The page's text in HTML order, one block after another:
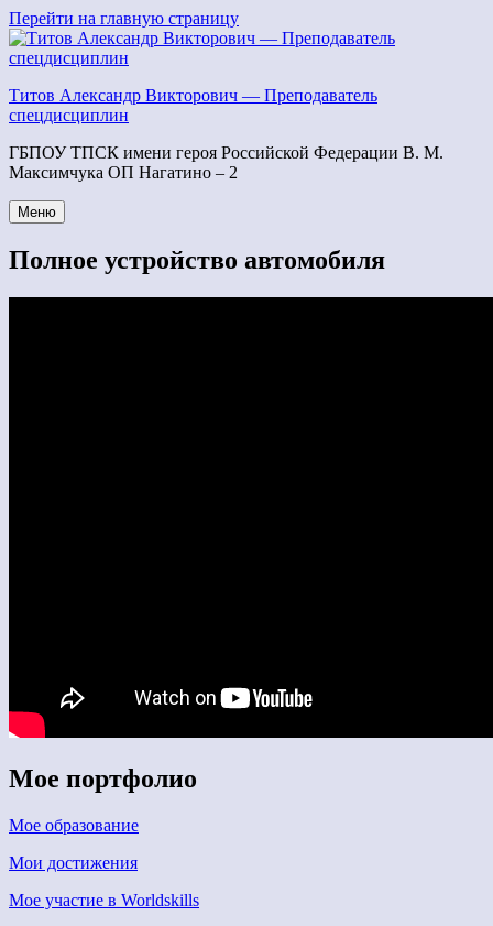
Перейти
к
содержимому
Перейти на главную страницу
Титов Александр Викторович — Преподаватель
спецдисциплин
ГБПОУ ТПСК имени героя Российской Федерации В. М.
Максимчука ОП Нагатино – 2
Меню
Полное устройство автомобиля
Мое портфолио
Мое образование
Мои достижения
Мое участие в Worldskills